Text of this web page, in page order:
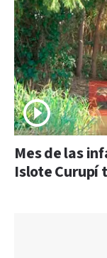
Mes de las
Islote Curupí